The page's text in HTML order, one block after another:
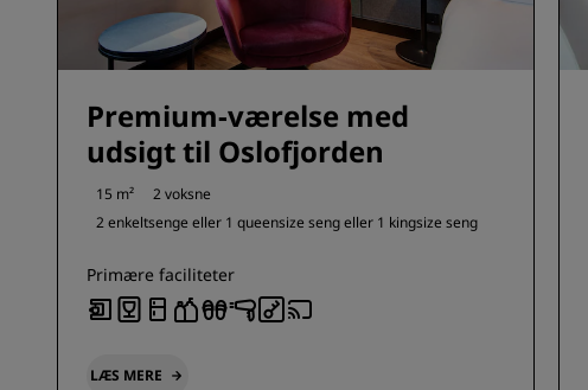
Premium-værelse med
udsigt til Oslofjorden
15 m²
2 voksne
2 enkeltsenge eller 1 queensize seng eller 1 kingsize seng
Primære faciliteter
LÆS MERE